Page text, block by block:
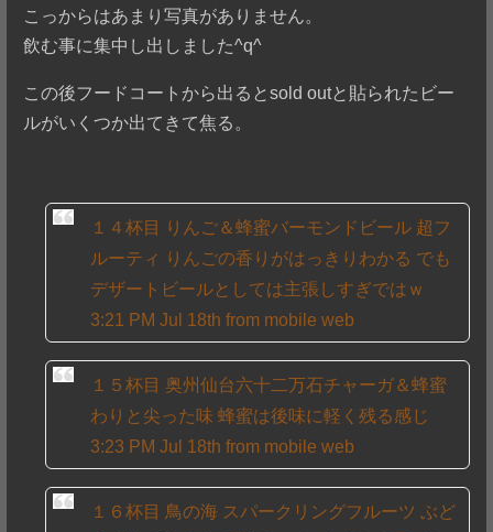
こっからはあまり写真がありません。
飲む事に集中し出しました^q^
この後フードコートから出るとsold outと貼られたビー
ルがいくつか出てきて焦る。
１４杯目 りんご＆蜂蜜バーモンドビール 超フ
ルーティ りんごの香りがはっきりわかる でも
デザートビールとしては主張しすぎではｗ
3:21 PM Jul 18th from mobile web
１５杯目 奥州仙台六十二万石チャーガ＆蜂蜜
わりと尖った味 蜂蜜は後味に軽く残る感じ
3:23 PM Jul 18th from mobile web
１６杯目 鳥の海 スパークリングフルーツ ぶど